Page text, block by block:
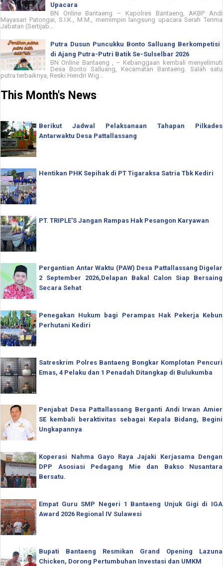
Upacara
BN Online Bantaeng – Kapolres Bantaeng, AKBP Andi
Mayasari Patongai, S.I.K., M.M., memimpin langsung upacara Serah Terima
Jabatan (Sertijab...
Putra Dusun Puncukku Bonto Salluang Berkompetisi
di Ajang Putra-Putri Batik Se-Sulselbar 2026
BN Online Bantaeng , – Kebanggaan kembali menyelimuti
Desa Bonto Salluang, Kecamatan Bantaeng. Salah satu
putra terbaiknya, Reski Hendri Wig...
This Month's News
Berikut Jadwal Pelaksanaan Tahapan Pilkades
Antarwaktu Desa Pattallassang
Hentikan PHK Sepihak di PT Tigaraksa Satria Tbk Kediri
PT. TRIPLE'S Jangan Rampas Hak Pesangon Karyawan
Pergantian Antar Waktu (PAW) Desa Pattallassang Digelar
2 September 2026,Delapan Bakal Calon Siap Bersaing
Secara Sehat
Penegakan Hukum bagi Perampas Hak Pekerja Kebun
Perhutani Kediri
Satreskrim Polres Bantaeng Bongkar Komplotan Pencuri
Emas, 4 Pelaku dan 1 Penadah Ditangkap di Bulukumba
Penjabat Desa Pattallassang Berganti Andi Irwan Amier
SE kembali beraktivitas sebagai Kepala Bidang, Begini
Ungkapannya
Koperasi Nahma Gayo Raya Jajaki Kerjasama Dengan
DPP Asosiasi Pedagang Mie dan Bakso Nusantara
Bersatu.
Empat Guru SMP Negeri 1 Bantaeng Unjuk Gigi di IGA
Award 2026 Regional IV Sulawesi
Bupati Bantaeng Resmikan Grand Opening Lazuna
Chicken, Dorong Pertumbuhan Investasi dan UMKM